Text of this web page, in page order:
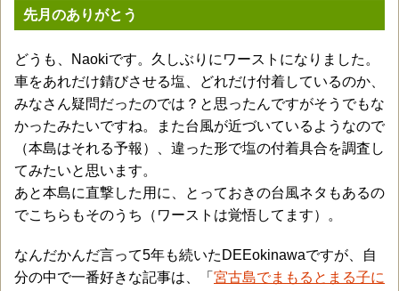
先月のありがとう
どうも、Naokiです。久しぶりにワーストになりました。
車をあれだけ錆びさせる塩、どれだけ付着しているのか、
みなさん疑問だったのでは？と思ったんですがそうでもな
かったみたいですね。また台風が近づいているようなので
（本島はそれる予報）、違った形で塩の付着具合を調査し
てみたいと思います。
あと本島に直撃した用に、とっておきの台風ネタもあるの
でこちらもそのうち（ワーストは覚悟してます）。
なんだかんだ言って5年も続いたDEEokinawaですが、自
分の中で一番好きな記事は、「 宮古島でまもるとまる子に